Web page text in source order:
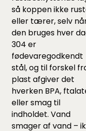
så koppen ikke
eller tærer, selv
den bruges hver
304 er
fødevaregodkendt
stål, og til forskel
plast afgiver det
hverken BPA,
eller smag til
indholdet. Vand
smager af vand –